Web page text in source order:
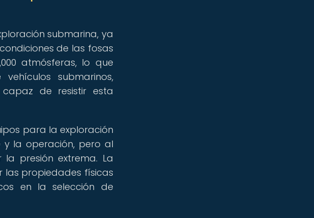
submarina, ya
de las fosas
atmósferas, lo que
submarinos,
de resistir esta
para la exploración
la operación, pero al
presión extrema. La
las propiedades físicas
en la selección de